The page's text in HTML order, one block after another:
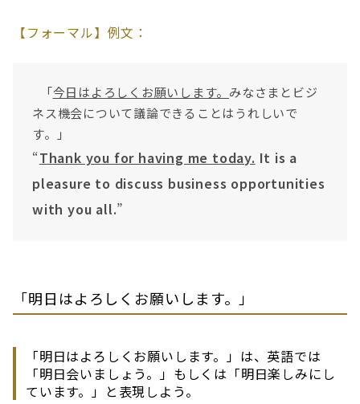
【フォーマル】例文：
「今日はよろしくお願いします。 みなさまとビジ
ネス機会について議論できることはうれしいで
す。」
“Thank you for having me today. It is a
pleasure to discuss business opportunities
with you all.”
「明日はよろしくお願いします。」
「明日はよろしくお願いします。」は、英語では
「明日会いましょう。」もしくは「明日楽しみにし
ています。」と表現しよう。